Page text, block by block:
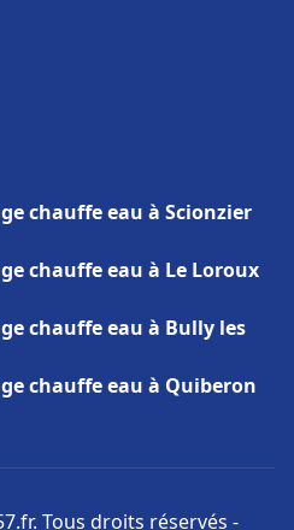
chauffe eau à Scionzier
chauffe eau à Le Loroux
chauffe eau à Bully les
chauffe eau à Quiberon
Tous droits réservés -